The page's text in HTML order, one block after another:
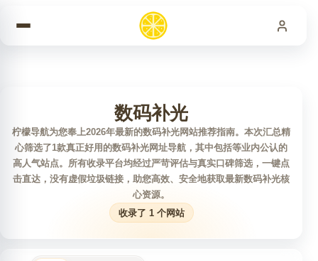
数码补光
柠檬导航为您奉上2026年最新的数码补光网站推荐指南。本次汇总精
心筛选了1款真正好用的数码补光网址导航，其中包括等业内公认的
高人气站点。所有收录平台均经过严苛评估与真实口碑筛选，一键点
击直达，没有虚假垃圾链接，助您高效、安全地获取最新数码补光核
心资源。
收录了 1 个网站